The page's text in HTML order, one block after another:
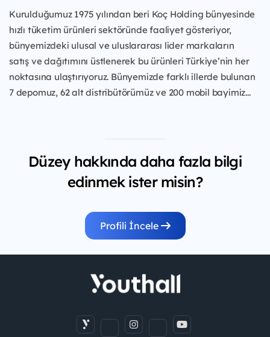
Kurulduğumuz 1975 yılından beri Koç Holding bünyesinde
hızlı tüketim ürünlerisektöründe faaliyet gösteriyor,
bünyemizdeki ulusal ve uluslararası lider markaların
satış ve dağıtımını üstlenerek bu ürünleri Türkiye’nin her
noktasına ulaştırıyoruz. Bünyemizde farklı illerde bulunan
7 depomuz, 62 alt distribütörümüz ve 200 mobil bayimiz...
Düzey hakkında daha fazla bilgi
edinmek ister misin?
Profili İncele